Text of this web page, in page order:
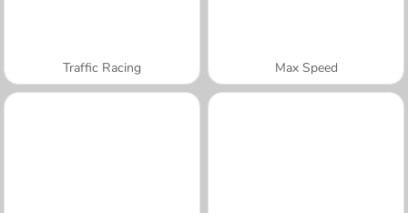
Traffic Racing Max Speed